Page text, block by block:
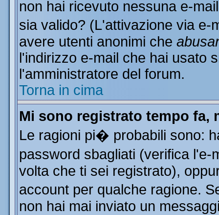
non hai ricevuto nessuna e-
sia valido? (L'attivazione via
avere utenti anonimi che
l'indirizzo e-mail che hai usato
l'amministratore del forum.
Torna in cima
Mi sono registrato tempo
Le ragioni pi� probabili sono:
password sbagliati (verifica
volta che ti sei registrato),
account per qualche ragione.
non hai mai inviato un